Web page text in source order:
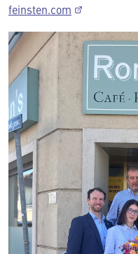
feinsten.com